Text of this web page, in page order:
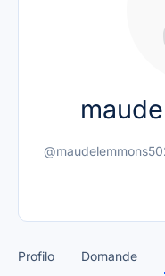
Profilo Domande